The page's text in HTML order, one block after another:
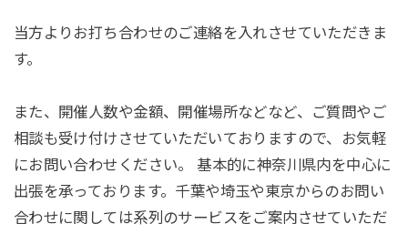
当方よりお打ち合わせのご連絡を入れさせていただきま
す。
また、開催人数や金額、開催場所などなど、ご質問やご
相談も受け付けさせていただいておりますので、お気軽
にお問い合わせください。 基本的に神奈川県内を中心に
出張を承っております。千葉や埼玉や東京からのお問い
合わせに関しては系列のサービスをご案内させていただ